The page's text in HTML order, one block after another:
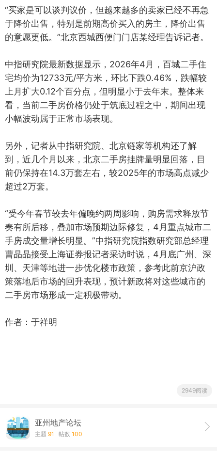
“买家是可以谈判议价，但越来越多的卖家已经不再急
于降价出售，特别是前期高价买入的房主，降价出售
的意愿更低。”北京西城西便门门店某经理告诉记者。
中指研究院最新数据显示，2026年4月，百城二手住
宅均价为12733元/平方米，环比下跌0.46%，跌幅较
上月扩大0.12个百分点，但明显小于去年末。整体来
看，当前二手房价格仍处于筑底过程之中，期间出现
小幅波动属于正常市场表现。
另外，记者从中指研究院、北京链家等机构还了解
到，近几个月以来，北京二手房挂牌量明显回落，目
前仍保持在14.3万套左右，较2025年的市场高点减少
超过2万套。
“受今年春节较去年偏晚约两周影响，购房需求释放节
奏有所后移，叠加市场预期边际修复，4月重点城市二
手房成交量增长明显。”中指研究院指数研究部总经理
曹晶晶接受上海证券报记者采访时说，4月底广州、深
圳、天津等地进一步优化楼市政策，参考此前京沪政
策落地后市场的回升表现，预计新政将对这些城市的
二手房市场形成一定积极带动。
作者：于祥明
2949阅读
亚州地产论坛
主题 91 帖数 100